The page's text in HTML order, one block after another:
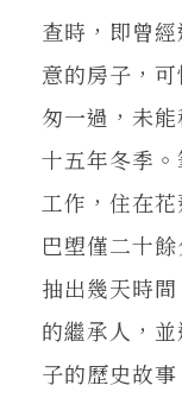
查時，即曾
意的房子，
匆一過，未
十五年冬季
工作，住在
巴塱僅二十
抽出幾天時
的繼承人，
子的歷史故